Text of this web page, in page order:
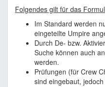
Folgendes gilt für das
Im Standard werden
eingeteilte Umpire
Durch De- bzw.
Suche können auch
werden.
Prüfungen (für Crew
sind eingebaut,